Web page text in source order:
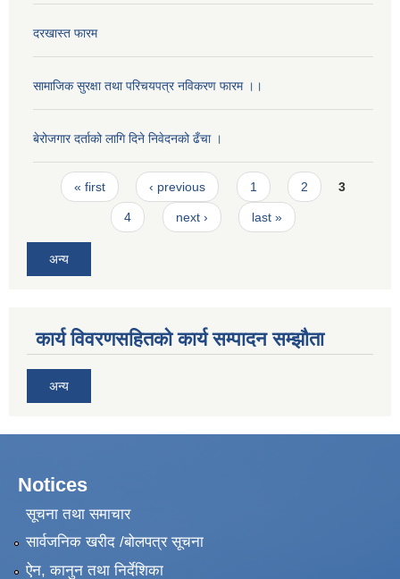
दरखास्त फारम
सामाजिक सुरक्षा तथा परिचयपत्र नविकरण फारम ।।
बेरोजगार दर्ताको लागि दिने निवेदनको ढँचा ।
Pages
« first ‹ previous 1 2 3
4 next › last »
अन्य
कार्य विवरणसहितको कार्य सम्पादन सम्झौता
अन्य
Notices
सूचना तथा समाचार
सार्वजनिक खरीद /बोलपत्र सूचना
ऐन, कानुन तथा निर्देशिका